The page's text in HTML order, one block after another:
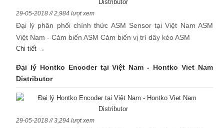
29-05-2018 // 2,984 lượt xem
Đại lý phân phối chính thức ASM Sensor tại Việt Nam ASM
Việt Nam - Cảm biến ASM Cảm biến vị trí dây kéo ASM
Chi tiết →
Đại lý Hontko Encoder tại Việt Nam - Hontko Viet Nam
Distributor
29-05-2018 // 3,294 lượt xem